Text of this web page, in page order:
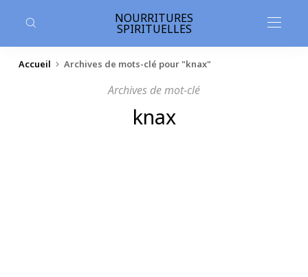
principal
NOURRITURES
SPIRITUELLES
Accueil Archives de mots-clé pour "knax"
Archives de mot-clé
knax